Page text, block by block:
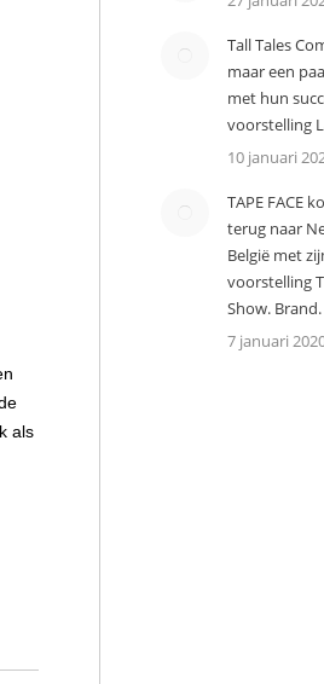
als
Tall Tales
maar een
met hun
voorstelling
10 januari
TAPE FACE
terug naar
België met
voorstelling
Show.
7 januari